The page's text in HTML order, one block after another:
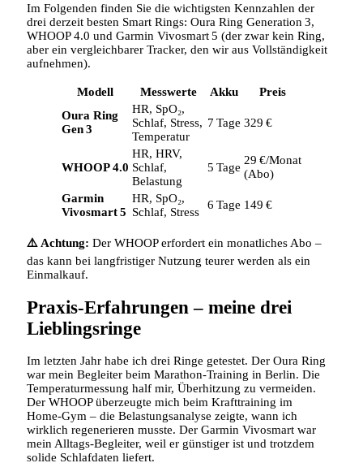
Im Folgenden finden Sie die wichtigsten Kennzahlen der
drei derzeit besten Smart Rings: Oura Ring Generation 3,
WHOOP 4.0 und Garmin Vivosmart 5 (der zwar kein Ring,
aber ein vergleichbarer Tracker, den wir aus Vollständigkeit
aufnehmen).
Modell Messwerte Akku
Preis
Oura Ring
Gen 3
HR, SpO₂,
Schlaf, Stress,
Temperatur
7 Tage 329 €
WHOOP 4.0
HR, HRV,
Schlaf,
Belastung
5 Tage
29 €/Monat
(Abo)
Garmin
Vivosmart 5
HR, SpO₂,
Schlaf, Stress
6 Tage 149 €
⚠️ Achtung: Der WHOOP erfordert ein monatliches Abo –
das kann bei langfristiger Nutzung teurer werden als ein
Einmalkauf.
Praxis‑Erfahrungen – meine drei
Lieblingsringe
Im letzten Jahr habe ich drei Ringe getestet. Der Oura Ring
war mein Begleiter beim Marathon‑Training in Berlin. Die
Temperaturmessung half mir, Überhitzung zu vermeiden.
Der WHOOP überzeugte mich beim Krafttraining im
Home‑Gym – die Belastungsanalyse zeigte, wann ich
wirklich regenerieren musste. Der Garmin Vivosmart war
mein Alltags‑Begleiter, weil er günstiger ist und trotzdem
solide Schlafdaten liefert.